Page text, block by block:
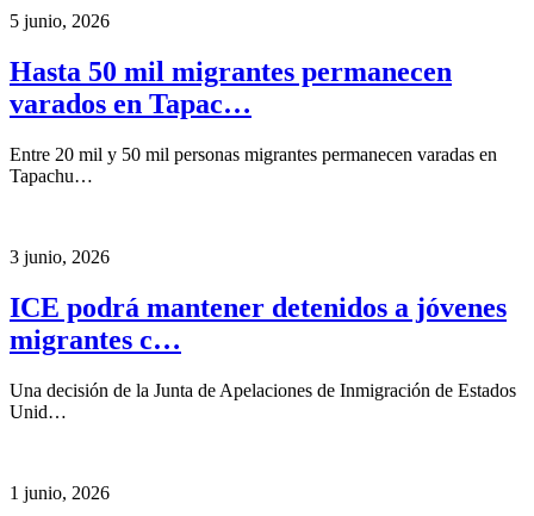
5 junio, 2026
Hasta 50 mil migrantes permanecen
varados en Tapac…
Entre 20 mil y 50 mil personas migrantes permanecen varadas en
Tapachu…
3 junio, 2026
ICE podrá mantener detenidos a jóvenes
migrantes c…
Una decisión de la Junta de Apelaciones de Inmigración de Estados
Unid…
1 junio, 2026